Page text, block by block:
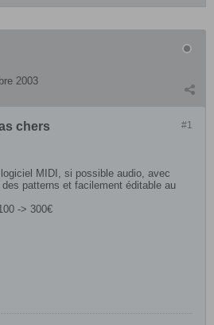
2003
#1
chers
MIDI, si possible audio, avec
patterns et facilement éditable au
-> 300€